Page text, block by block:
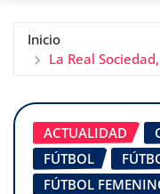
Inicio
La Real
ACTUALIDAD
FÚTBOL
FÚTBOL